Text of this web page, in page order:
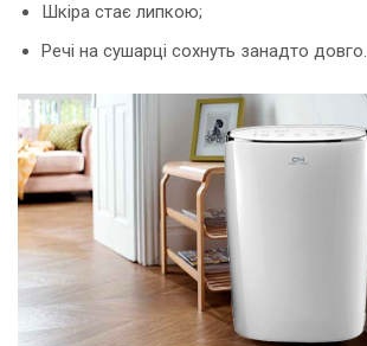
Шкіра стає липкою;
Речі на сушарці сохнуть занадто довго.